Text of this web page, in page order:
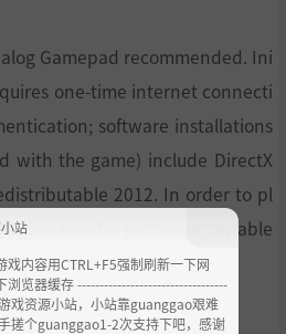
Gamepad recommended. Ini
one-time internet connecti
software installations
with the game) include DirectX
2012. In order to pl
you need a processor capable
and AVX.
站
戏内容用CTRL+F5强制刷新一下网
浏览器缓存 ----------------------------------
戏资源小站，小站靠guanggao艰难
搓个guanggao1-2次支持下吧，感谢